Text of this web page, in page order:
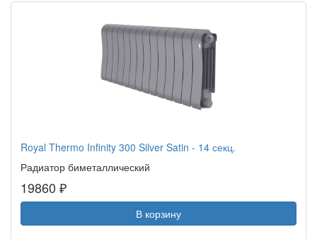
Royal Thermo Infinity 300 Silver Satin - 14 секц.
Радиатор биметаллический
19860 ₽
В корзину